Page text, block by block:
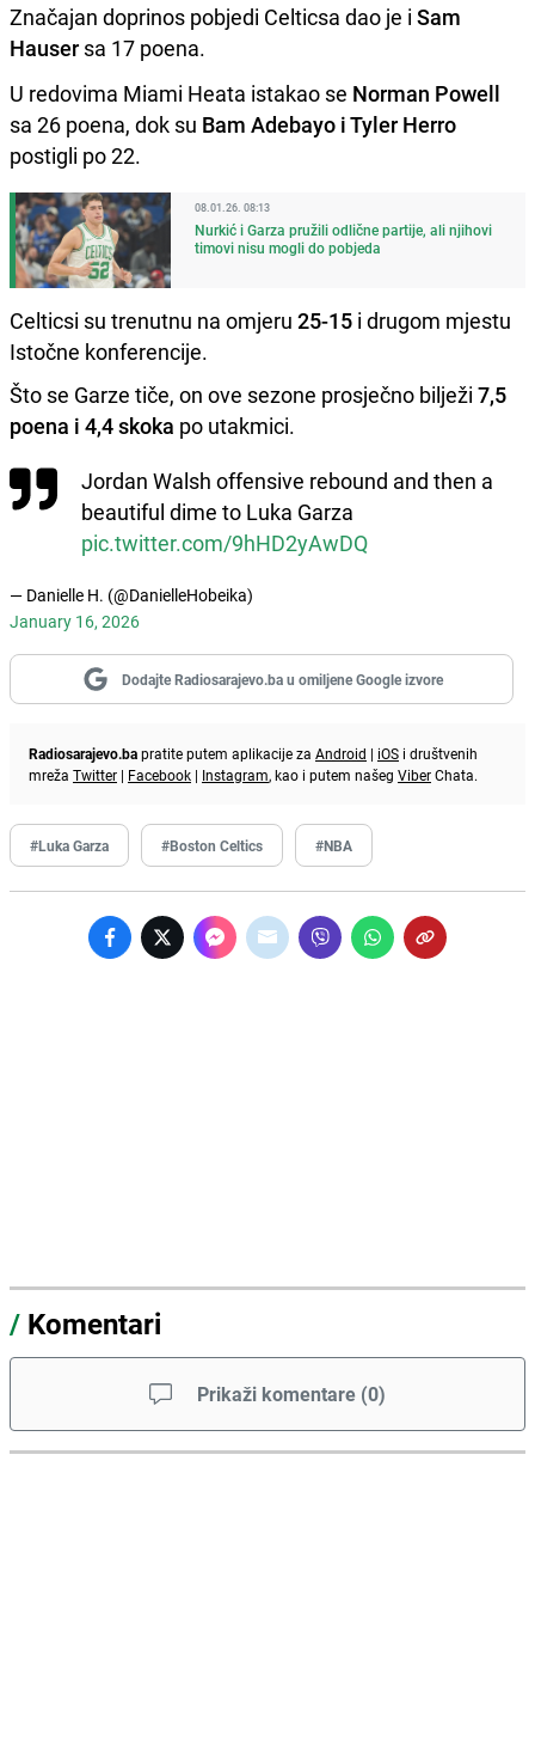
Značajan doprinos pobjedi Celticsa dao je i Sam
Hauser sa 17 poena.
U redovima Miami Heata istakao se Norman Powell
sa 26 poena, dok su Bam Adebayo i Tyler Herro
postigli po 22.
08.01.26. 08:13
Nurkić i Garza pružili odlične partije, ali njihovi
timovi nisu mogli do pobjeda
Celticsi su trenutnu na omjeru 25-15 i drugom mjestu
Istočne konferencije.
Što se Garze tiče, on ove sezone prosječno bilježi 7,5
poena i 4,4 skoka po utakmici.
Jordan Walsh offensive rebound and then a
beautiful dime to Luka Garza
pic.twitter.com/9hHD2yAwDQ
— Danielle H. (@DanielleHobeika)
January 16, 2026
Dodajte Radiosarajevo.ba u omiljene Google izvore
Radiosarajevo.bapratite putem aplikacije za Android | iOS i društvenih
mreža Twitter | Facebook | Instagram, kao i putem našeg ViberChata.
#Luka Garza #Boston Celtics #NBA
/ Komentari
Prikaži komentare (0)